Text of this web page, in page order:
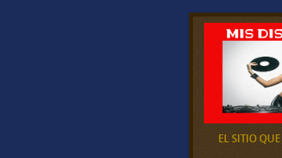
EL SITIO